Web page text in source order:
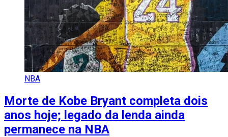
NBA
Morte de Kobe Bryant completa dois
anos hoje; legado da lenda ainda
permanece na NBA